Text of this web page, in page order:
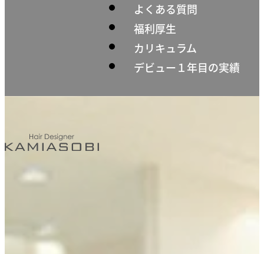
よくある質問
福利厚生
カリキュラム
デビュー１年目の実績